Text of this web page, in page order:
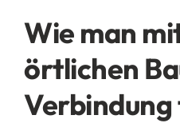
Wie man
örtlichen